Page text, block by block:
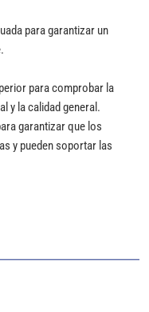
para garantizar un
para comprobar la
y la calidad general.
garantizar que los
y pueden soportar las